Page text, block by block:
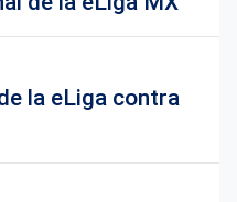
la eLiga contra